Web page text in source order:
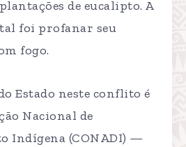
de eucalipto. A
foi profanar seu
fogo.
Estado neste conflito é
Nacional de
Indígena (CONADI) —